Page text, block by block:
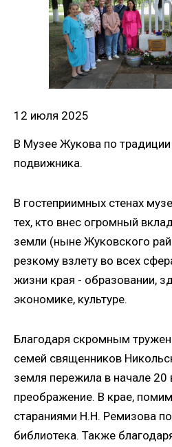
12 июля 2025
В Музее Жукова по
подвижника.
В гостеприимных стенах
тех, кто внес огромный
земли (ныне Жуковского
резкому взлету во всех
жизни края - образовании,
экономике, культуре.
Благодаря скромным
семей священников
земля пережила в начале 20
преображение. В крае,
стараниями Н.Н. Ремизова
библиотека. Также